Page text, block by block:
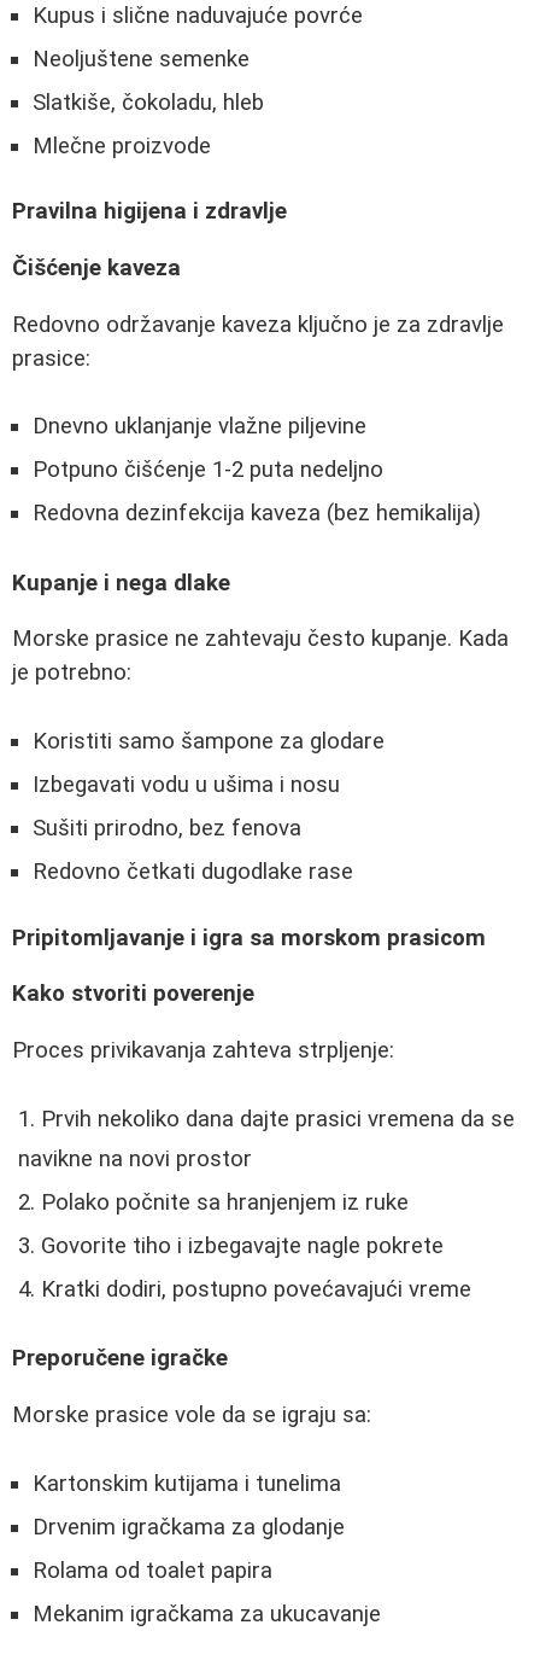
Kupus i slične naduvajuće povrće
Neoljuštene semenke
Slatkiše, čokoladu, hleb
Mlečne proizvode
Pravilna higijena i zdravlje
Čišćenje kaveza
Redovno održavanje kaveza ključno je za zdravlje
prasice:
Dnevno uklanjanje vlažne piljevine
Potpuno čišćenje 1-2 puta nedeljno
Redovna dezinfekcija kaveza (bez hemikalija)
Kupanje i nega dlake
Morske prasice ne zahtevaju često kupanje. Kada
je potrebno:
Koristiti samo šampone za glodare
Izbegavati vodu u ušima i nosu
Sušiti prirodno, bez fenova
Redovno četkati dugodlake rase
Pripitomljavanje i igra sa morskom prasicom
Kako stvoriti poverenje
Proces privikavanja zahteva strpljenje:
Prvih nekoliko dana dajte prasici vremena da se
navikne na novi prostor
Polako počnite sa hranjenjem iz ruke
Govorite tiho i izbegavajte nagle pokrete
Kratki dodiri, postupno povećavajući vreme
Preporučene igračke
Morske prasice vole da se igraju sa:
Kartonskim kutijama i tunelima
Drvenim igračkama za glodanje
Rolama od toalet papira
Mekanim igračkama za ukucavanje